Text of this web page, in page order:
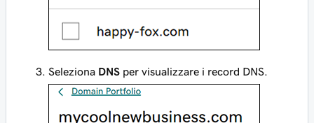
Seleziona DNS per visualizzare i record DNS.